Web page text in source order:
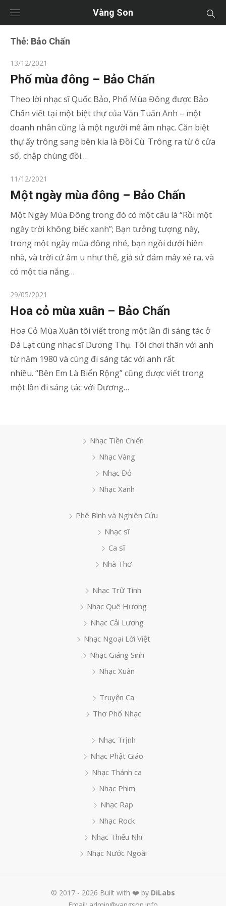
Vàng Son
Thẻ: Bảo Chấn
Posted
on
13/12/2021
Phố mùa đông – Bảo Chấn
Theo lời nhạc sĩ Quốc Bảo, Phố Mùa Đông được Bảo
Chấn viết tại một biệt thự của Văn Tuấn Anh – một
doanh nhân cũng là một người mê âm nhạc. Căn biệt
thự ấy trông sang bên kia là Đồi Cù. Trông ra từ ô cửa
sổ, chập chùng đồi…
Posted
on
11/12/2021
Một ngày mùa đông – Bảo Chấn
Một Ngày Mùa Đông trong đó có một câu là “Rồi một
ngày trời không biếc xanh”; Bạn tưởng tượng này,
trong một ngày mùa đông nhé, bạn ngồi dưới hiên
nhà, và trời cứ âm u như thế, giả sử đám mây xé ra, và
có một tia nắng…
Posted
on
29/05/2021
Hoa cỏ mùa xuân – Bảo Chấn
Hoa Cỏ Mùa Xuân tôi viết trong một lần đi sáng tác ở
Đà Lạt cùng nhạc sĩ Dương Thụ. Tôi chơi thân với anh
từ năm 1980 và cùng đi sáng tác với anh rất
nhiều. “Bên Em Là Biển Rộng” cũng được viết trong
một lần đi sáng tác với Dương…
Nhạc Tiền Chiến
Nhạc Vàng
Nhạc Đỏ
Nhạc Xanh
Phê Bình và Nghiên Cứu
Nhạc sĩ
Ca sĩ
Nhà Thơ
Nhạc Trữ Tình
Nhạc Quê Hương
Nhạc Cải Lương
Nhạc Ngoại Lời Việt
Nhạc Giáng Sinh
Nhạc Xuân
Truyện Ca
Thơ Phổ Nhạc
Nhạc Trịnh
Nhạc Phật Giáo
Nhạc Thánh ca
Nhạc Phim
Nhạc Rap
Nhạc Rock
Nhạc Thiếu Nhi
Nhạc Nước Ngoài
© 2017 - 2026 Built with ❤️ by DiLabs